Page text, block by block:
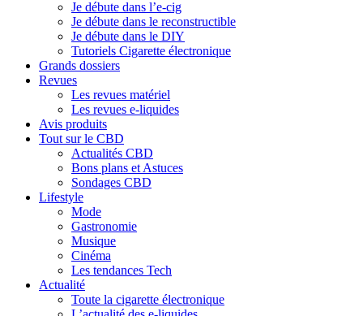
Je débute dans l’e-cig
Je débute dans le reconstructible
Je débute dans le DIY
Tutoriels Cigarette électronique
Grands dossiers
Revues
Les revues matériel
Les revues e-liquides
Avis produits
Tout sur le CBD
Actualités CBD
Bons plans et Astuces
Sondages CBD
Lifestyle
Mode
Gastronomie
Musique
Cinéma
Les tendances Tech
Actualité
Toute la cigarette électronique